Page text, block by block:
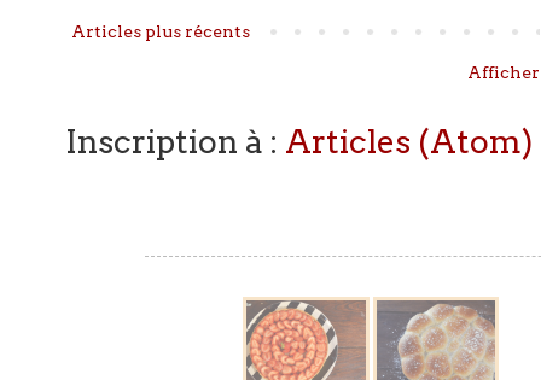
Articles plus récents
Afficher
Inscription à : Articles (Atom)